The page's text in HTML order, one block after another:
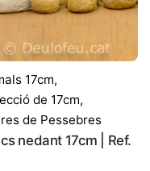
i lloc web en
que comenti.
17cm,
de 17cm,
de Pessebres
nedant 17cm | Ref.